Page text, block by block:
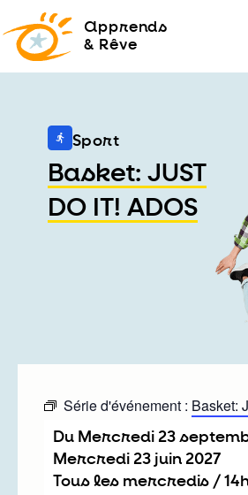
apprends
& Rêve
Sport
Basket: JUST
DO IT! ADOS
Série d'événement : Basket:
Du mercredi 23
mercredi 23 juin 2027
Tous les mercredis /